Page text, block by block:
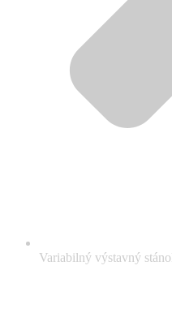
Variabilný výstavný